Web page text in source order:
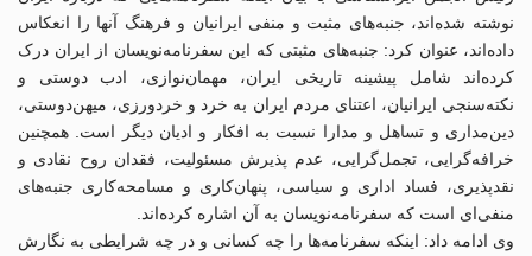
نوشته شده‌اند، جنبه‌های مثبت و منفی ایرانیان و فرهنگ آنها را انعکاس
داده‌اند، عنوان کرد: جنبه‌های مثبتی که این سفرنامه‌نویسان از ایران درک
کرده‌اند شامل پیشینه تاریخی ایران، مهمان‌نوازی، ادب دوستی و
نکته‌سنجی ایرانیان، اعتنای مردم ایران به خرد و خردورزی، میهن‌دوستی،
دین‌مداری و تساهل و مدارا نسبت به افکار و ادیان دیگر است. همچنین
خرافه‌گرایی، تجمل‌گرایی، عدم پذیرش مسئولیت، فقدان روح نقادی و
نقدپذیری، فساد اداری و سیاسی، پنهان‌کاری و مسامحه‌کاری جنبه‌های
منفی‌ای است که سفرنامه‌نویسان به آن اشاره کرده‌اند.
وی ادامه داد: اینکه سفرنامه‌ها را چه کسانی و در چه شرایطی به نگارش